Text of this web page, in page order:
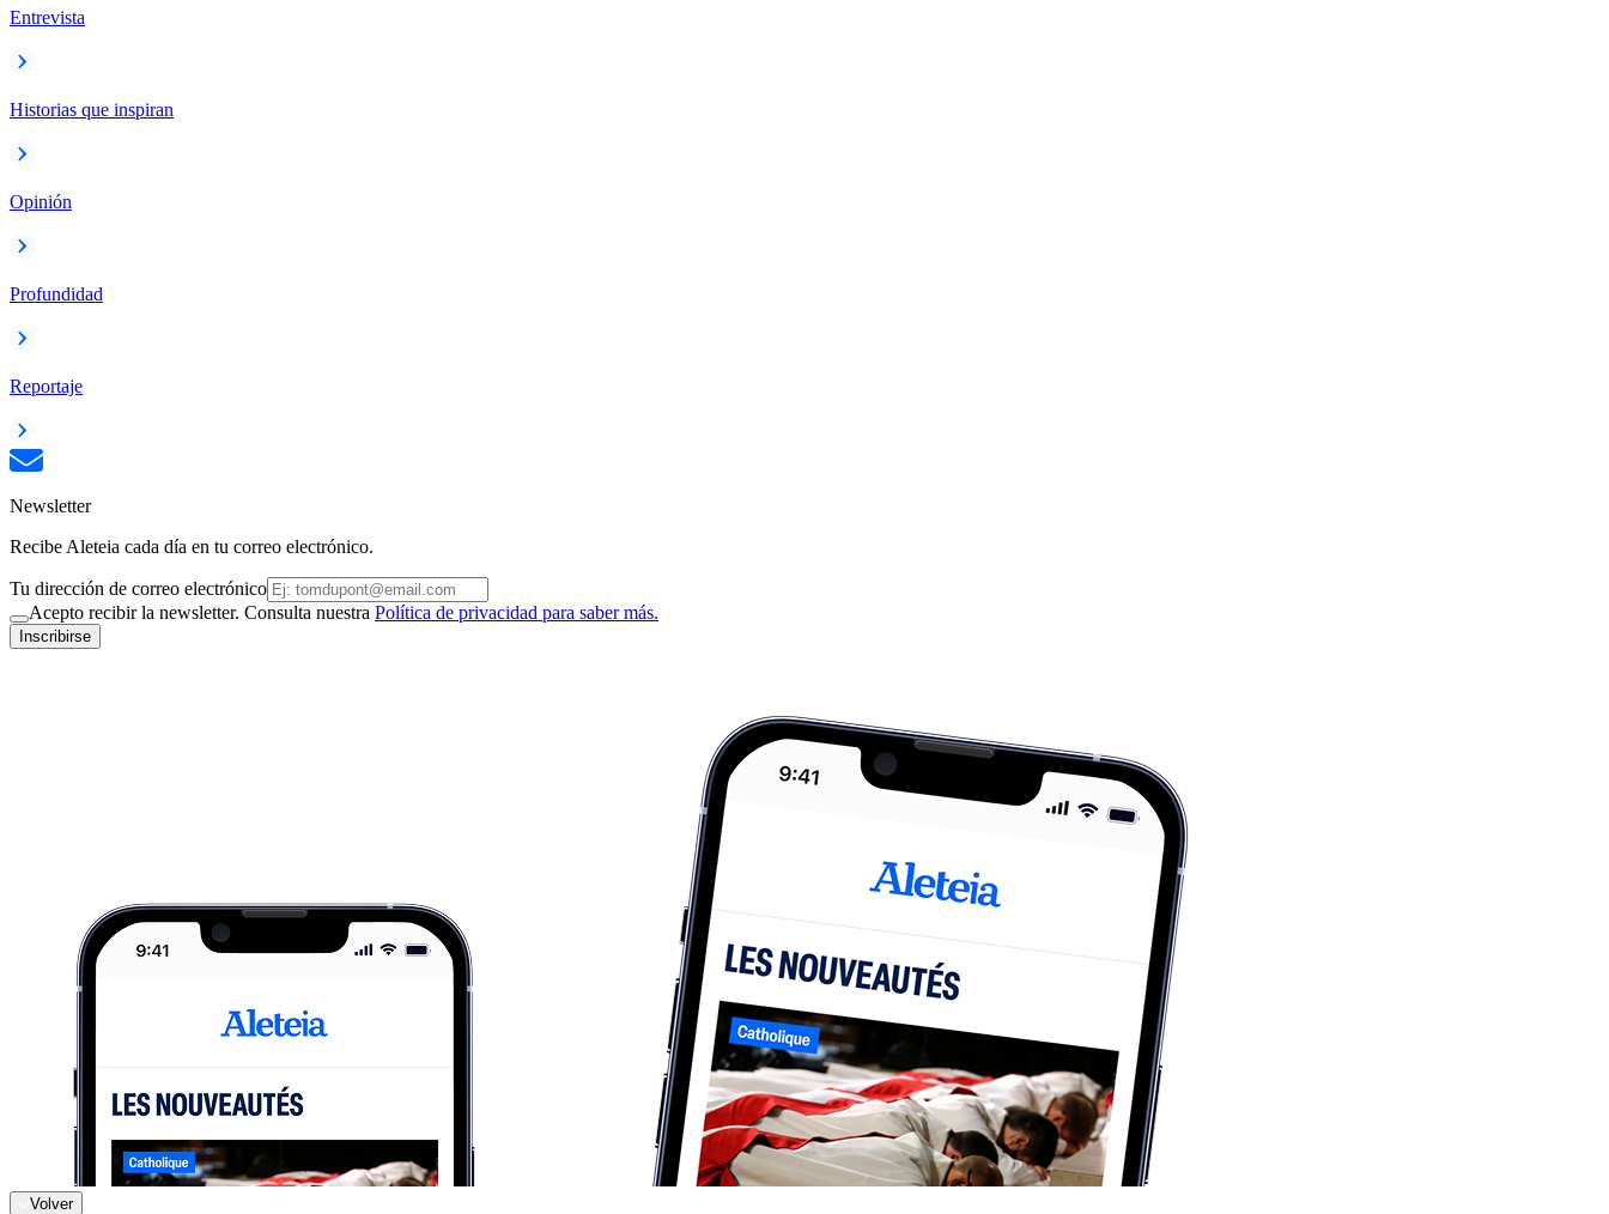
Entrevista
Historias que inspiran
Opinión
Profundidad
Reportaje
Newsletter
Recibe Aleteia cada día en tu correo electrónico.
Tu dirección de correo electrónico
Acepto recibir la newsletter. Consulta nuestra Política de privacidad para saber más.
Inscribirse
Volver